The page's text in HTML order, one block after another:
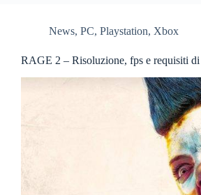
News, PC, Playstation, Xbox
RAGE 2 – Risoluzione, fps e requisiti di